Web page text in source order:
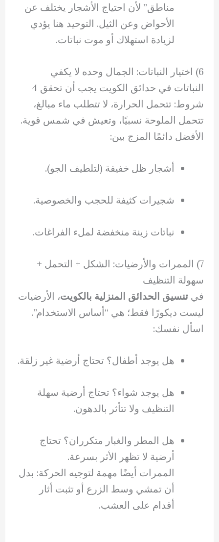
مناطق” لأن احتياج الأشجار يختلف عن
الأحواض وعن الثيل. التوحيد هنا يؤدي
لزيادة استهلاك أو موت نباتات.
6) اختيار النباتات: الجمال وحده لا يكفي
النباتات في حدائق الكويت يجب أن تحقق 4
شروط: تتحمل الحرارة، لا تتطلب ماء مبالغ،
تتحمل الملوحة نسبيًا، وتعيش في شمس قوية.
الأفضل دائمًا المزج بين:
أشجار ظل خفيفة (لتلطيف الجو).
شجيرات كثيفة للحجب والخصوصية.
نباتات زينة منخفضة لملء الفراغات.
7) الممرات والأرضيات: الشكل + التحمل +
سهولة التنظيف
في تنسيق الحدائق المنزلية بالكويت، الأرضيات
ليست ديكورًا فقط؛ هي “أساس الاستخدام”.
اسأل نفسك:
هل يوجد أطفال؟ تحتاج أرضية غير زلقة.
هل يوجد شواء؟ تحتاج أرضية سهلة
التنظيف ولا تتأثر بالدهون.
هل المطر والغبار متكرران؟ تحتاج
أرضية لا تظهر الأثر بسرعة.
الممرات أيضًا مهمة لتوجيه الحركة: بدل
أن تمشي وسط الزرع أو تثبت أثار
أقدام على العشب.